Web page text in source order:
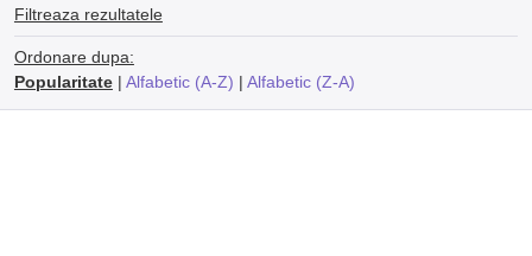
Filtreaza rezultatele
Ordonare dupa:
Popularitate| Alfabetic (A-Z) | Alfabetic (Z-A)